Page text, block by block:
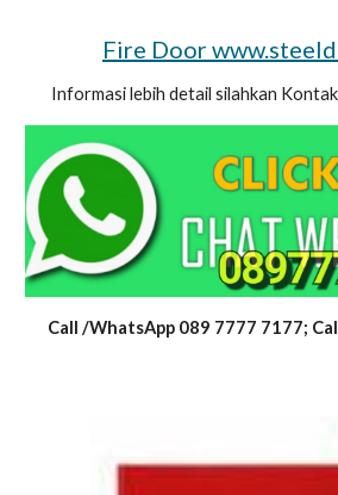
Fire Door
Informasi lebih detail silahkan
Call /WhatsApp 089 7777 7177;